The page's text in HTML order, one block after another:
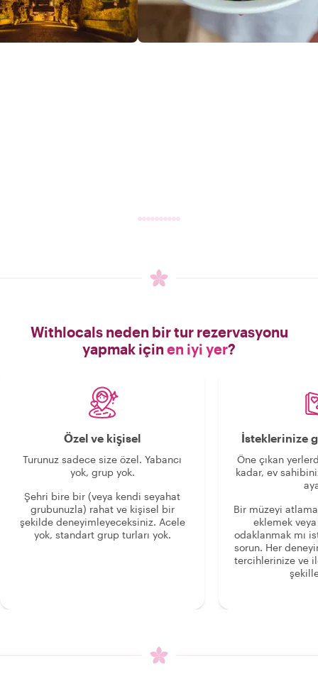
Withlocals neden bir tur rezervasyonu
yapmak için en iyi yer?
Özel ve kişisel
Turunuz sadece size özel. Yabancı
yok, grup yok.
Şehri bire bir (veya kendi seyahat
grubunuzla) rahat ve kişisel bir
şekilde deneyimleyeceksiniz. Acele
yok, standart grup turları yok.
İsteklerinize
Öne çıkan
kadar, ev
Bir müzeyi
eklemek
odaklanmak mı
sorun. Her
tercihlerinize ve